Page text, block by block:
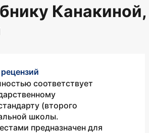
соответствует
(второго
школы.
предназначен для